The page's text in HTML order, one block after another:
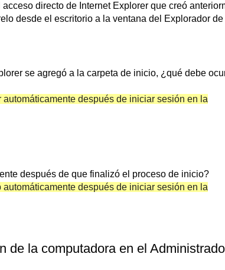
directo de Internet Explorer que creó
desde el escritorio a la ventana del Explorador de
se agregó a la carpeta de inicio, ¿qué debe
después de iniciar sesión en la
después de que finalizó el proceso de inicio?
después de iniciar sesión en la
de la computadora en el